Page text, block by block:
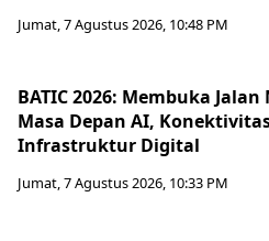
Jumat, 7 Agustus 2026, 10:48 PM
BATIC 2026: Membuka
Masa Depan AI,
Infrastruktur Digital
Jumat, 7 Agustus 2026, 10:33 PM